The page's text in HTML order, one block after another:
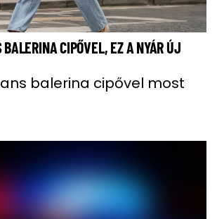
CIPŐVEL, EZ A NYÁR ÚJ
balerina cipővel most